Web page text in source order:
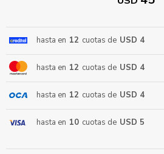
hasta en 12 cuotas de USD 4
hasta en 12 cuotas de USD 4
hasta en 12 cuotas de USD 4
hasta en 10 cuotas de USD 5